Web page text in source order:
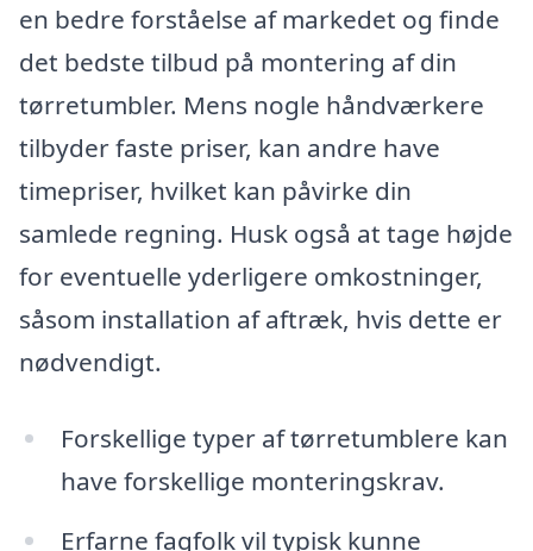
en bedre forståelse af markedet og finde
det bedste tilbud på montering af din
tørretumbler. Mens nogle håndværkere
tilbyder faste priser, kan andre have
timepriser, hvilket kan påvirke din
samlede regning. Husk også at tage højde
for eventuelle yderligere omkostninger,
såsom installation af aftræk, hvis dette er
nødvendigt.
Forskellige typer af tørretumblere kan
have forskellige monteringskrav.
Erfarne fagfolk vil typisk kunne